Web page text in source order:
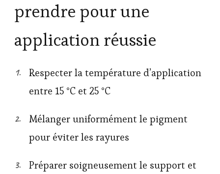
prendre pour une
application réussie
Respecter la température d’application
entre 15 °C et 25 °C
Mélanger uniformément le pigment
pour éviter les rayures
Préparer soigneusement le support et